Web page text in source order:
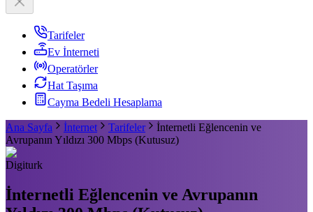
Tarifeler
Ev İnterneti
Operatörler
Hat Taşıma
Cayma Bedeli Hesaplama
Ana Sayfa İnternet Tarifeler
İnternetli Eğlencenin ve
Avrupanın Yıldızı 300 Mbps (Kutusuz)
Digiturk
İnternetli Eğlencenin ve Avrupanın